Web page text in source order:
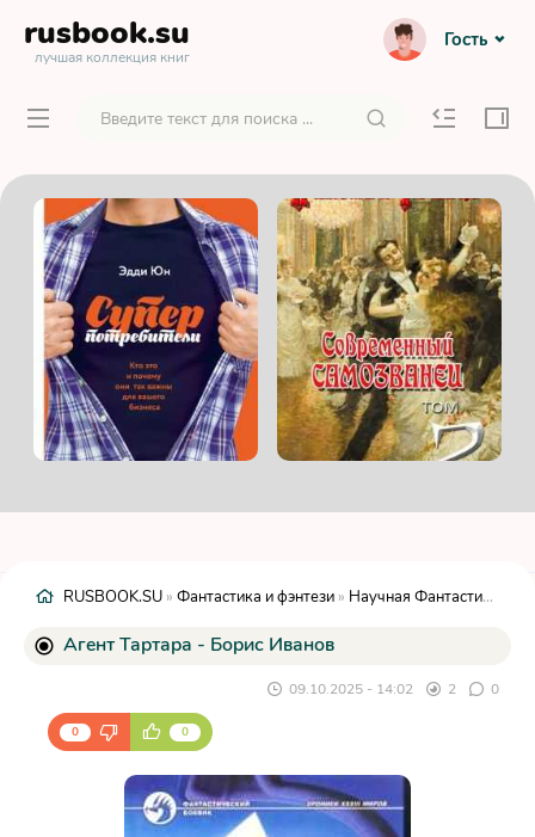
rusbook.su
лучшая коллекция книг
Гость
RUSBOOK.SU » Фантастика и фэнтези » Научная Фантастика
Агент Тартара - Борис Иванов
09.10.2025 - 14:02 2 0
0 0